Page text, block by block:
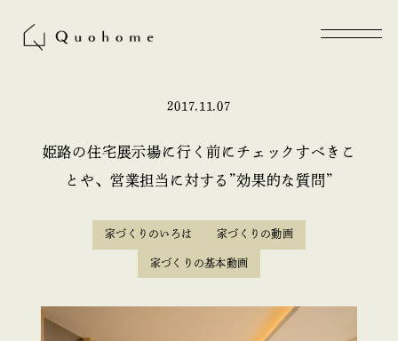
2017.11.07
姫路の住宅展示場に行く前にチェックすべきこ
とや、営業担当に対する”効果的な質問”
家づくりのいろは 家づくりの動画
家づくりの基本動画